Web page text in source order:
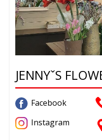
JENNYˇS
Facebook
Instagram